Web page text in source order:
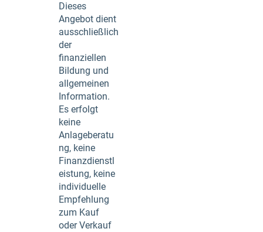
Dieses
Angebot dient
ausschließlich
der
finanziellen
Bildung und
allgemeinen
Information.
Es erfolgt
keine
Anlageberatu
ng, keine
Finanzdienstl
eistung, keine
individuelle
Empfehlung
zum Kauf
oder Verkauf